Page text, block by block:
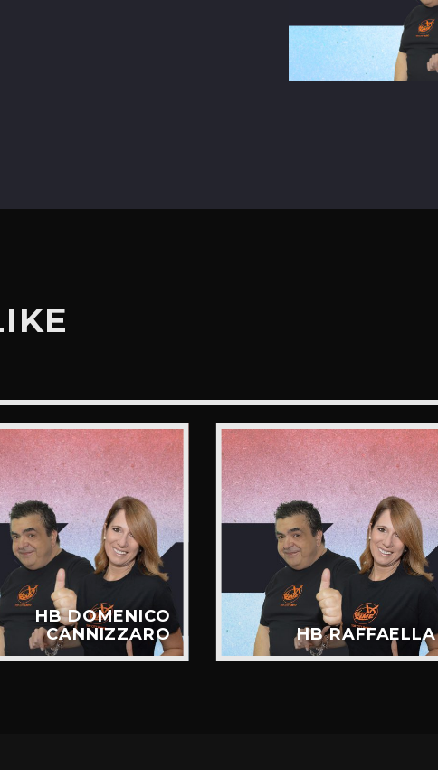
HB DOMENICO
CANNIZZARO
HB RAFFAELLA